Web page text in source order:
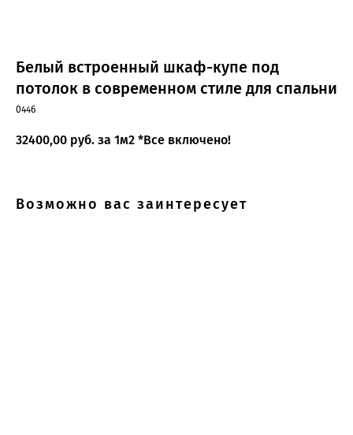
Белый встроенный шкаф-купе под
потолок в современном стиле для спальни
0446
32400,00 руб. за 1м2 *Все включено!
Возможно вас заинтересует